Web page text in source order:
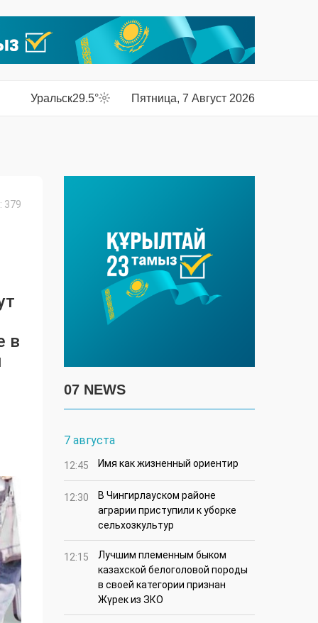
Уральск29.5° Пятница, 7 Август 2026
379
в
07 NEWS
7 августа
12:45 Имя как жизненный ориентир
12:30
В Чингирлауском районе
аграрии приступили к уборке
сельхозкультур
12:15
Лучшим племенным быком
казахской белоголовой породы
в своей категории признан
Жүрек из ЗКО